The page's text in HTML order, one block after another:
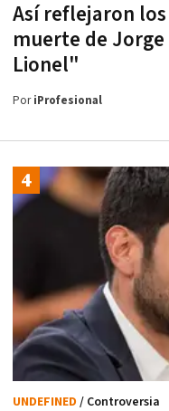
Así reflejaron
muerte de Jorge
Lionel"
PoriProfesional
UNDEFINED / Controversia